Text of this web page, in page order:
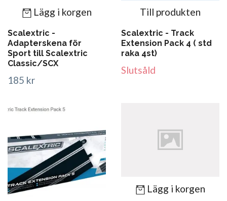
Lägg i korgen
Scalextric -
Adapterskena för
Sport till Scalextric
Classic/SCX
185 kr
Till produkten
Scalextric - Track
Extension Pack 4 ( std
raka 4st)
Slutsåld
Lägg i korgen